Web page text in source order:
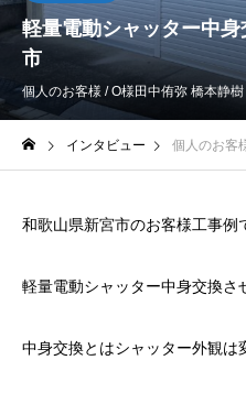
軽量電動シャッター中
市
個人のお客様 / O様田中侑弥 橋本静樹
インタビュー 個人のお客
和歌山県新宮市のお客様工事例
軽量電動シャッター中身交換さ
中身交換とはシャッター外観は